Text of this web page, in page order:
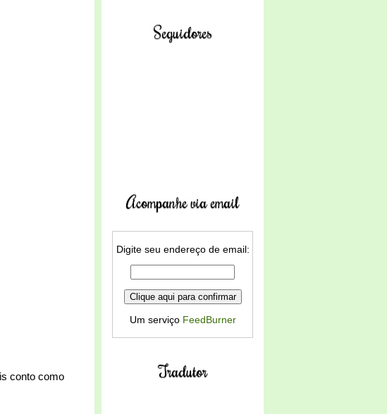
conto como
Seguidores
Acompanhe via email
Digite seu endereço de email:
Um serviço FeedBurner
Tradutor